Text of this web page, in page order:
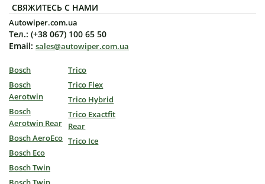
СВЯЖИТЕСЬ С НАМИ
Autowiper.com.ua
Тел.: (+38 067) 100 65 50
Email: sales@autowiper.com.ua
Bosch
Bosch
Aerotwin
Bosch
Aerotwin Rear
Bosch AeroEco
Bosch Eco
Bosch Twin
Trico
Trico Flex
Trico Hybrid
Trico Exactfit
Rear
Trico Ice